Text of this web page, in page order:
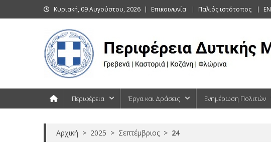
to
Κυριακή, 09 Αυγούστου, 2026 Επικοινωνία Παλιός ιστότοπος EN
Περιφέρεια Έργα και Δράσεις Ενημέρωση Πολιτών
Αρχική > 2025 > Σεπτέμβριος > 24